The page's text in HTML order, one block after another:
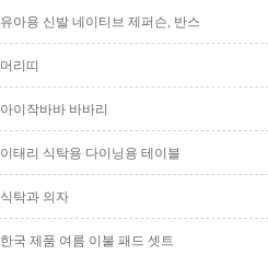
유아용 신발 네이티브 제퍼슨, 반스
머리띠
아이작바바 바바리
이태리 식탁용 다이닝용 테이블
식탁과 의자
한국 제품 여름 이불 패드 셋트